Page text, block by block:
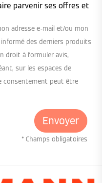
parvenir ses offres et
adresse e-mail et/ou mon
des derniers produits
droit à formuler avis,
sur les espaces de
consentement peut être
* Champs obligatoires